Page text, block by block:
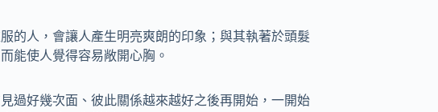
的人，會讓人產生明亮爽朗的印象；與其執著於頭髮
能使人覺得容易敞開心胸。
過好幾次面、彼此關係越來越好之後再開始，一開始